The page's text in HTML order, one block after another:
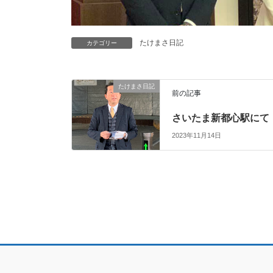
カテゴリー たけまさ日記
たけまさ日記
前の記事
さいたま新都心駅にて
2023年11月14日